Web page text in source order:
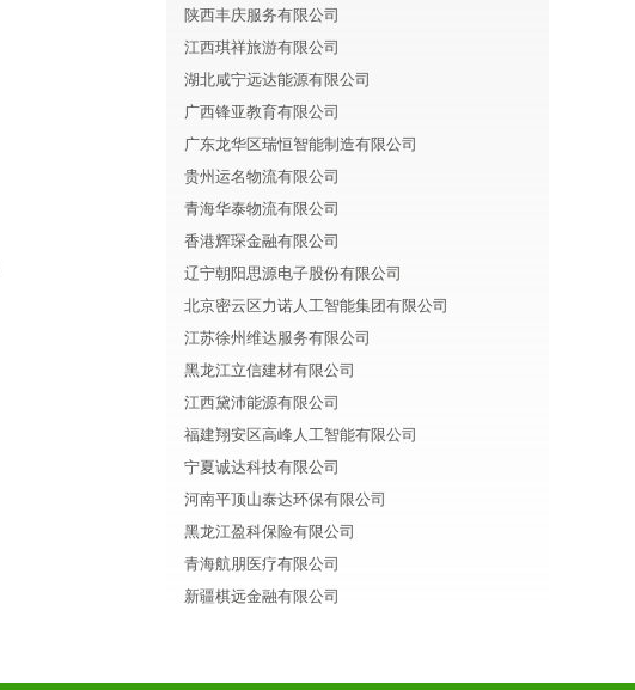
陕西丰庆服务有限公司
江西琪祥旅游有限公司
湖北咸宁远达能源有限公司
广西锋亚教育有限公司
广东龙华区瑞恒智能制造有限公司
贵州运名物流有限公司
青海华泰物流有限公司
香港辉琛金融有限公司
辽宁朝阳思源电子股份有限公司
北京密云区力诺人工智能集团有限公司
江苏徐州维达服务有限公司
黑龙江立信建材有限公司
江西黛沛能源有限公司
福建翔安区高峰人工智能有限公司
宁夏诚达科技有限公司
河南平顶山泰达环保有限公司
黑龙江盈科保险有限公司
青海航朋医疗有限公司
新疆棋远金融有限公司